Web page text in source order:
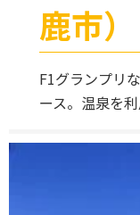
鹿市）
F1グランプリ
ース。温泉を